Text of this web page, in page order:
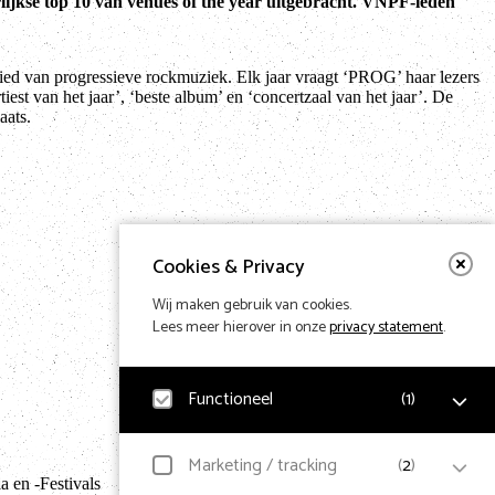
Cookies & Privacy
Wij maken gebruik van cookies.
Lees meer hierover in onzeprivacy statement.
Functioneel (1)
Noodzakelijk
Marketing / tracking (2)
van progressieve rockmuziek. Elk jaar vraagt ‘PROG’ haar lezers
van het jaar’, ‘beste album’ en ‘concertzaal van het jaar’. De
en -Festivals
Terug naar